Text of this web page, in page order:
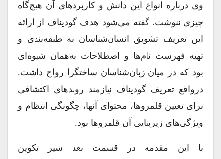
وی درباره انواع این دانش و کاربردهای آن هیچ‌گاه
چیزی ننوشت. گفته می‌شود هدف گودیناف از ارائه
این تعریف تشویق انسان‌‌شناسان به طبقه‌بندی‌ و
تهیه فهرست‌ نام‌ها و اصطلاحات به‌همان شیوه‌ای
بود که در میان زبان‌شناسان ساختگرا رواج داشت.
درواقع تعریف گودیناف نیازمند روندهای اکتشافی
برای تعیین قلمروها، محتوای آنها، چگونگی انتظام و
ویژگی‌های زیربنایی آن قلمروها بود.
با این مقدمه در قسمت بعد سیر تکوین